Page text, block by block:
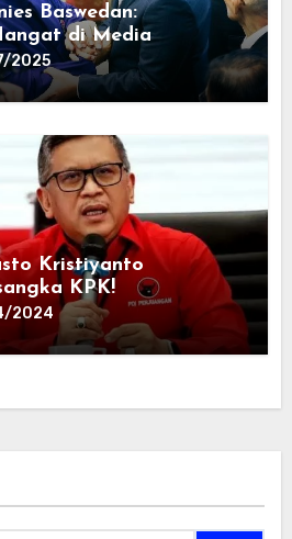
Baswedan:
di Media
2025
Kristiyanto
KPK!
2024